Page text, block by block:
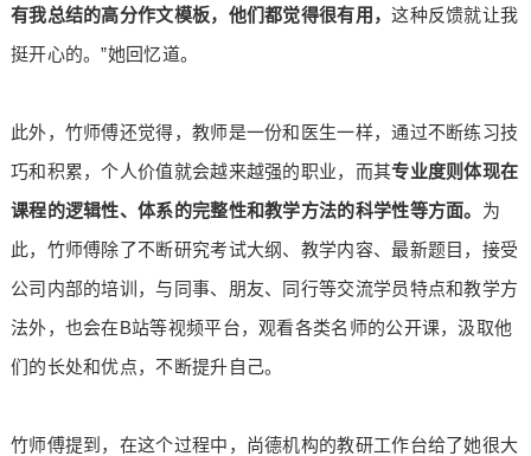
有我总结的高分作文模板，他们都觉得很有用，这种反馈就让我
挺开心的。”她回忆道。
此外，竹师傅还觉得，教师是一份和医生一样，通过不断练习技
巧和积累，个人价值就会越来越强的职业，而其专业度则体现在
课程的逻辑性、体系的完整性和教学方法的科学性等方面。 为
此，竹师傅除了不断研究考试大纲、教学内容、最新题目，接受
公司内部的培训，与同事、朋友、同行等交流学员特点和教学方
法外，也会在B站等视频平台，观看各类名师的公开课，汲取他
们的长处和优点，不断提升自己。
竹师傅提到，在这个过程中，尚德机构的教研工作台给了她很大